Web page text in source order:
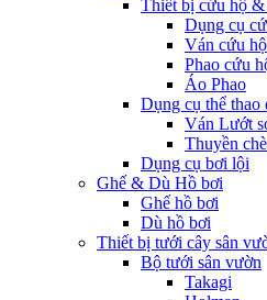
Thiết bị cứu hộ
Dụng cụ
Ván cứu
Phao cứu
Áo Phao
Dụng cụ thể thao
Ván Lướt
Thuyền
Dụng cụ bơi lội
Ghế & Dù Hồ bơi
Ghế hồ bơi
Dù hồ bơi
Thiết bị tưới cây sân
Bộ tưới sân vườn
Takagi